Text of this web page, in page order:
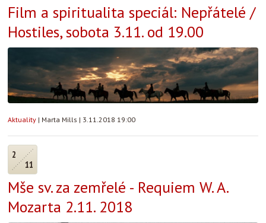
Film a spiritualita speciál: Nepřátelé /
Hostiles, sobota 3.11. od 19.00
Aktuality | Marta Mills | 3.11.2018 19:00
2
11
Mše sv. za zemřelé - Requiem W. A.
Mozarta 2.11. 2018